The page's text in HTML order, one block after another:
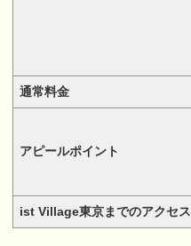
通常料金
アピールポイント
ist Village東京までのアクセス